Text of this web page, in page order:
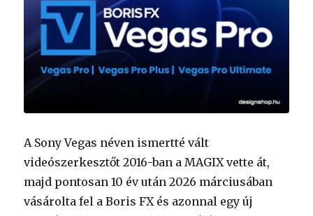
A Sony Vegas néven ismertté vált
videószerkesztőt 2016-ban a MAGIX vette át,
majd pontosan 10 év után 2026 márciusában
vásárolta fel a Boris FX és azonnal egy új